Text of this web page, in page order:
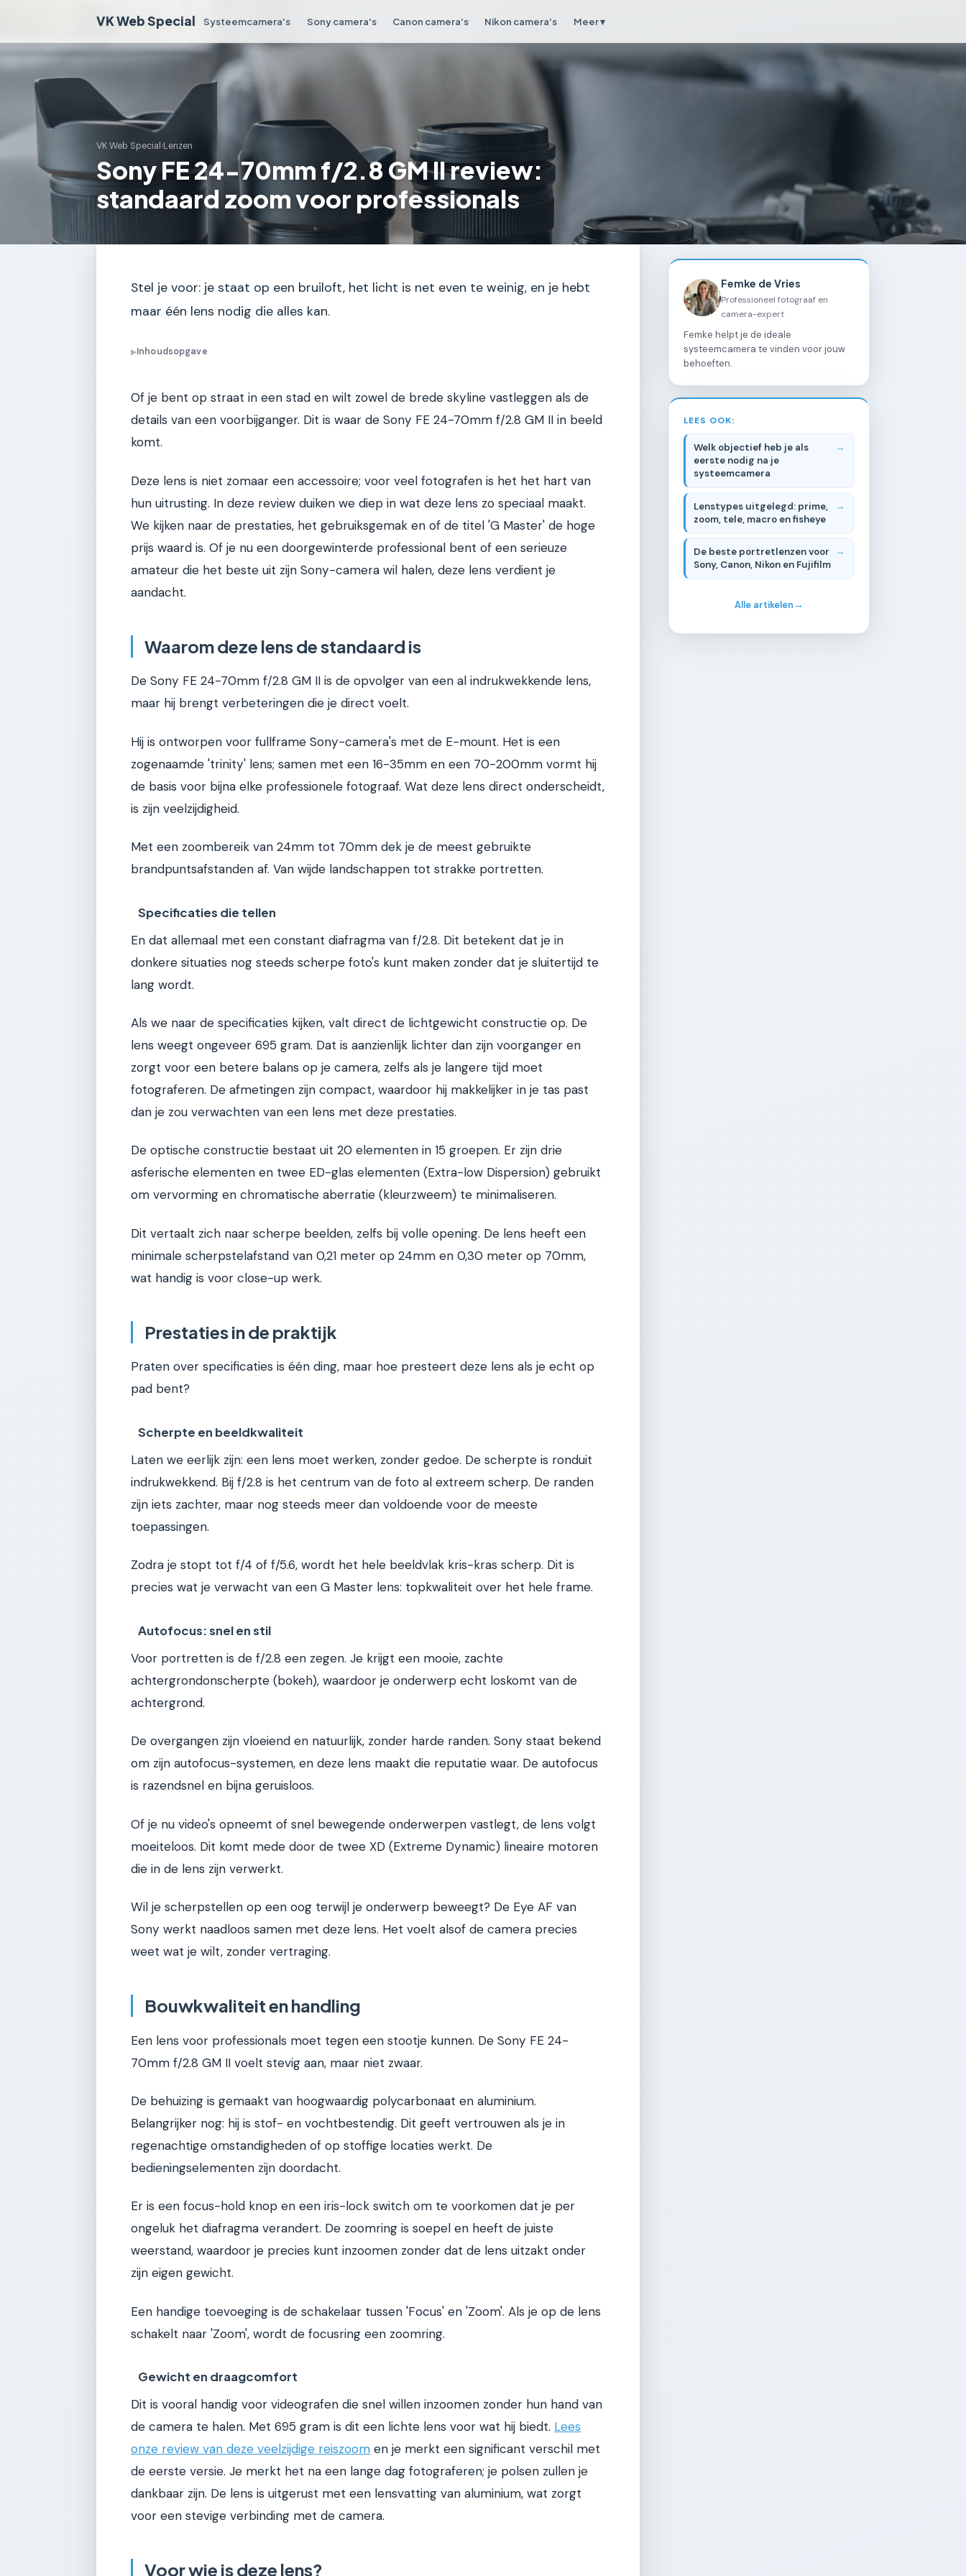
VK Web Special Systeemcamera's Sony camera's Canon camera's Nikon camera's Meer ▾
VK Web Special›Lenzen
Sony FE 24-70mm f/2.8 GM II review:
standaard zoom voor professionals
Stel je voor: je staat op een bruiloft, het licht is net even te weinig, en je hebt
maar één lens nodig die alles kan.
▶Inhoudsopgave
Of je bent op straat in een stad en wilt zowel de brede skyline vastleggen als de
details van een voorbijganger. Dit is waar de Sony FE 24-70mm f/2.8 GM II in beeld
komt.
Deze lens is niet zomaar een accessoire; voor veel fotografen is het het hart van
hun uitrusting. In deze review duiken we diep in wat deze lens zo speciaal maakt.
We kijken naar de prestaties, het gebruiksgemak en of de titel 'G Master' de hoge
prijs waard is. Of je nu een doorgewinterde professional bent of een serieuze
amateur die het beste uit zijn Sony-camera wil halen, deze lens verdient je
aandacht.
Waarom deze lens de standaard is
De Sony FE 24-70mm f/2.8 GM II is de opvolger van een al indrukwekkende lens,
maar hij brengt verbeteringen die je direct voelt.
Hij is ontworpen voor fullframe Sony-camera's met de E-mount. Het is een
zogenaamde 'trinity' lens; samen met een 16-35mm en een 70-200mm vormt hij
de basis voor bijna elke professionele fotograaf. Wat deze lens direct onderscheidt,
is zijn veelzijdigheid.
Met een zoombereik van 24mm tot 70mm dek je de meest gebruikte
brandpuntsafstanden af. Van wijde landschappen tot strakke portretten.
Specificaties die tellen
En dat allemaal met een constant diafragma van f/2.8. Dit betekent dat je in
donkere situaties nog steeds scherpe foto's kunt maken zonder dat je sluitertijd te
lang wordt.
Als we naar de specificaties kijken, valt direct de lichtgewicht constructie op. De
lens weegt ongeveer 695 gram. Dat is aanzienlijk lichter dan zijn voorganger en
zorgt voor een betere balans op je camera, zelfs als je langere tijd moet
fotograferen. De afmetingen zijn compact, waardoor hij makkelijker in je tas past
dan je zou verwachten van een lens met deze prestaties.
De optische constructie bestaat uit 20 elementen in 15 groepen. Er zijn drie
asferische elementen en twee ED-glas elementen (Extra-low Dispersion) gebruikt
om vervorming en chromatische aberratie (kleurzweem) te minimaliseren.
Dit vertaalt zich naar scherpe beelden, zelfs bij volle opening. De lens heeft een
minimale scherpstelafstand van 0,21 meter op 24mm en 0,30 meter op 70mm,
wat handig is voor close-up werk.
Prestaties in de praktijk
Praten over specificaties is één ding, maar hoe presteert deze lens als je echt op
pad bent?
Scherpte en beeldkwaliteit
Laten we eerlijk zijn: een lens moet werken, zonder gedoe. De scherpte is ronduit
indrukwekkend. Bij f/2.8 is het centrum van de foto al extreem scherp. De randen
zijn iets zachter, maar nog steeds meer dan voldoende voor de meeste
toepassingen.
Zodra je stopt tot f/4 of f/5.6, wordt het hele beeldvlak kris-kras scherp. Dit is
precies wat je verwacht van een G Master lens: topkwaliteit over het hele frame.
Autofocus: snel en stil
Voor portretten is de f/2.8 een zegen. Je krijgt een mooie, zachte
achtergrondonscherpte (bokeh), waardoor je onderwerp echt loskomt van de
achtergrond.
De overgangen zijn vloeiend en natuurlijk, zonder harde randen. Sony staat bekend
om zijn autofocus-systemen, en deze lens maakt die reputatie waar. De autofocus
is razendsnel en bijna geruisloos.
Of je nu video's opneemt of snel bewegende onderwerpen vastlegt, de lens volgt
moeiteloos. Dit komt mede door de twee XD (Extreme Dynamic) lineaire motoren
die in de lens zijn verwerkt.
Wil je scherpstellen op een oog terwijl je onderwerp beweegt? De Eye AF van
Sony werkt naadloos samen met deze lens. Het voelt alsof de camera precies
weet wat je wilt, zonder vertraging.
Bouwkwaliteit en handling
Een lens voor professionals moet tegen een stootje kunnen. De Sony FE 24-
70mm f/2.8 GM II voelt stevig aan, maar niet zwaar.
De behuizing is gemaakt van hoogwaardig polycarbonaat en aluminium.
Belangrijker nog: hij is stof- en vochtbestendig. Dit geeft vertrouwen als je in
regenachtige omstandigheden of op stoffige locaties werkt. De
bedieningselementen zijn doordacht.
Er is een focus-hold knop en een iris-lock switch om te voorkomen dat je per
ongeluk het diafragma verandert. De zoomring is soepel en heeft de juiste
weerstand, waardoor je precies kunt inzoomen zonder dat de lens uitzakt onder
zijn eigen gewicht.
Een handige toevoeging is de schakelaar tussen 'Focus' en 'Zoom'. Als je op de lens
schakelt naar 'Zoom', wordt de focusring een zoomring.
Gewicht en draagcomfort
Dit is vooral handig voor videografen die snel willen inzoomen zonder hun hand van
de camera te halen. Met 695 gram is dit een lichte lens voor wat hij biedt. Lees
onze review van deze veelzijdige reiszoom en je merkt een significant verschil met
de eerste versie. Je merkt het na een lange dag fotograferen; je polsen zullen je
dankbaar zijn. De lens is uitgerust met een lensvatting van aluminium, wat zorgt
voor een stevige verbinding met de camera.
Voor wie is deze lens?
Femke de Vries
Professioneel fotograaf en
camera-expert
Femke helpt je de ideale
systeemcamera te vinden voor jouw
behoeften.
LEES OOK:
Welk objectief heb je als
eerste nodig na je
systeemcamera
Lenstypes uitgelegd: prime,
zoom, tele, macro en fisheye
De beste portretlenzen voor
Sony, Canon, Nikon en Fujifilm
Alle artikelen